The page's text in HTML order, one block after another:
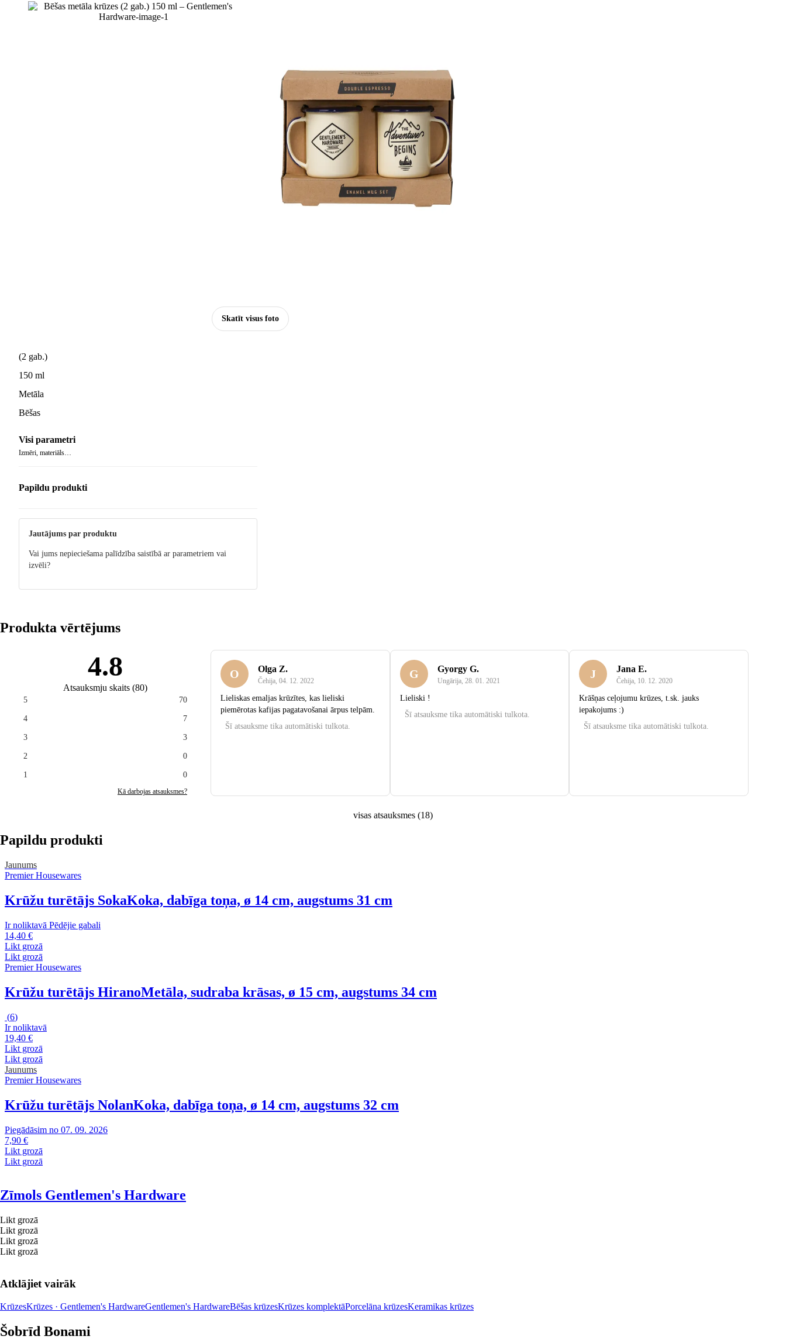
Skatīt visus foto
(2 gab.)
150 ml
Metāla
Bēšas
Visi parametri
Izmēri, materiāls…
Papildu produkti
Jautājums par produktu
Vai jums nepieciešama palīdzība saistībā ar parametriem vai
izvēli?
Produkta vērtējums
4.8
Atsauksmju skaits (80)
5 70
4 7
3 3
2 0
1 0
Kā darbojas atsauksmes?
O Olga Z.
Čehija, 04. 12. 2022
Lieliskas emaljas krūzītes, kas lieliski
piemērotas kafijas pagatavošanai ārpus telpām.
Šī atsauksme tika automātiski tulkota.
G Gyorgy G.
Ungārija, 28. 01. 2021
Lieliski !
Šī atsauksme tika automātiski tulkota.
J Jana E.
Čehija, 10. 12. 2020
Krāšņas ceļojumu krūzes, t.sk. jauks
iepakojums :)
Šī atsauksme tika automātiski tulkota.
visas atsauksmes (18)
Papildu produkti
Jaunums
Premier Housewares
Krūžu turētājs SokaKoka, dabīga toņa, ø 14 cm, augstums 31 cm
Ir noliktavā Pēdējie gabali
14,40 €
Likt grozā
Likt grozā
Premier Housewares
Krūžu turētājs HiranoMetāla, sudraba krāsas, ø 15 cm, augstums 34 cm
(6)
Ir noliktavā
19,40 €
Likt grozā
Likt grozā
Jaunums
Premier Housewares
Krūžu turētājs NolanKoka, dabīga toņa, ø 14 cm, augstums 32 cm
Piegādāsim no 07. 09. 2026
7,90 €
Likt grozā
Likt grozā
Zīmols Gentlemen's Hardware
Likt grozā
Likt grozā
Likt grozā
Likt grozā
Atklājiet vairāk
KrūzesKrūzes · Gentlemen's HardwareGentlemen's HardwareBēšas krūzesKrūzes komplektāPorcelāna krūzesKeramikas krūzes
Šobrīd Bonami